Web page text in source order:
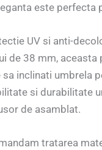
este perfecta
UV si anti-
de 38 mm,
inclinati umbrela
si durabilitate
de asamblat.
tratarea